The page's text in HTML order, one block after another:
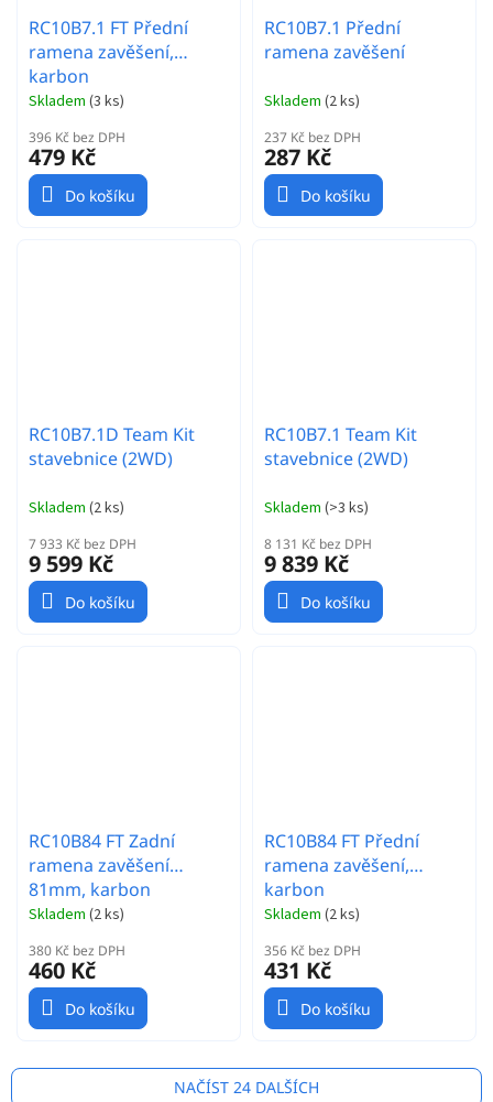
RC10B7.1 FT Přední
ramena zavěšení,
karbon
Skladem (3 ks)
396 Kč bez DPH
479 Kč
Do košíku
RC10B7.1 Přední
ramena zavěšení
Skladem (2 ks)
237 Kč bez DPH
287 Kč
Do košíku
RC10B7.1D Team Kit
stavebnice (2WD)
Skladem (2 ks)
7 933 Kč bez DPH
9 599 Kč
Do košíku
RC10B7.1 Team Kit
stavebnice (2WD)
Skladem (>3 ks)
8 131 Kč bez DPH
9 839 Kč
Do košíku
RC10B84 FT Zadní
ramena zavěšení
81mm, karbon
Skladem (2 ks)
380 Kč bez DPH
460 Kč
Do košíku
RC10B84 FT Přední
ramena zavěšení,
karbon
Skladem (2 ks)
356 Kč bez DPH
431 Kč
Do košíku
NAČÍST 24 DALŠÍCH